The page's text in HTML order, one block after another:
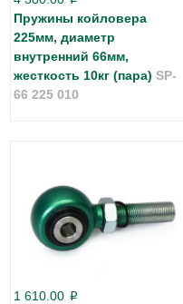
Пружины койловера
225мм, диаметр
внутренний 66мм,
жесткость 10кг (пара) SP-
66 225 010
1 610.00 p